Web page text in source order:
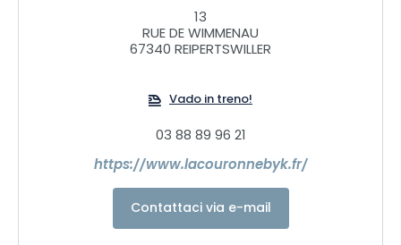
passeggiate e visite alla nostra bella regione. Il nostro hotel
vi offre una splendida terrazza e 18 camere e una suite (con
sauna privata) dotate di ogni comfort, per il piacere di
è riservata agli ospiti dell'hotel. Accesso incluso nella tariffa
13
RUE DE WIMMENAU
67340 REIPERTSWILLER
Vado in treno!
03 88 89 96 21
https://www.lacouronnebyk.fr/
Contattaci via e-mail